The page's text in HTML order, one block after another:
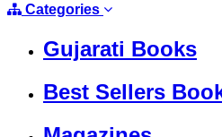
Categories
Gujarati Books
Best Sellers